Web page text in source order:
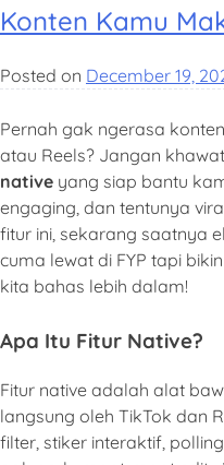
Konten Kamu
Posted on December 19,
Pernah gak ngerasa
atau Reels? Jangan
native yang siap bantu
engaging, dan tentunya
fitur ini, sekarang saatnya
cuma lewat di FYP tapi
kita bahas lebih dalam!
Apa Itu Fitur Native?
Fitur native adalah alat
langsung oleh TikTok dan
filter, stiker interaktif,